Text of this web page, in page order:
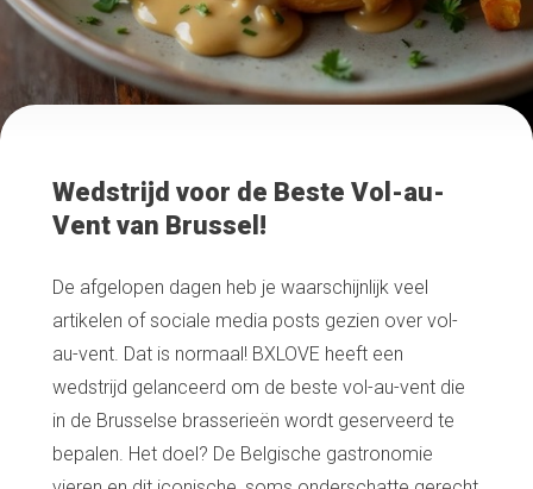
Wedstrijd voor de Beste Vol-au-
Vent van Brussel!
De afgelopen dagen heb je waarschijnlijk veel
artikelen of sociale media posts gezien over vol-
au-vent. Dat is normaal! BXLOVE heeft een
wedstrijd gelanceerd om de beste vol-au-vent die
in de Brusselse brasserieën wordt geserveerd te
bepalen. Het doel? De Belgische gastronomie